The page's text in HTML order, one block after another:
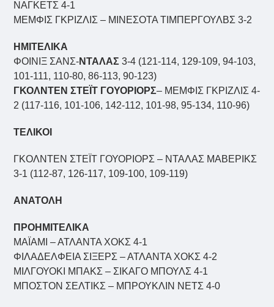
ΝΑΓΚΕΤΣ 4-1
ΜΕΜΦΙΣ ΓΚΡΙΖΛΙΣ – ΜΙΝΕΣΟΤΑ ΤΙΜΠΕΡΓΟΥΛΒΣ 3-2
ΗΜΙΤΕΛΙΚΑ
ΦΟΙΝΙΞ ΣΑΝΣ-ΝΤΑΛΑΣ 3-4 (121-114, 129-109, 94-103,
101-111, 110-80, 86-113, 90-123)
ΓΚΟΛΝΤΕΝ ΣΤΕΪΤ ΓΟΥΟΡΙΟΡΣ– ΜΕΜΦΙΣ ΓΚΡΙΖΛΙΣ 4-
2 (117-116, 101-106, 142-112, 101-98, 95-134, 110-96)
ΤΕΛΙΚΟΙ
ΓΚΟΛΝΤΕΝ ΣΤΕΪΤ ΓΟΥΟΡΙΟΡΣ – ΝΤΑΛΑΣ ΜΑΒΕΡΙΚΣ
3-1 (112-87, 126-117, 109-100, 109-119)
ΑΝΑΤΟΛΗ
ΠΡΟΗΜΙΤΕΛΙΚΑ
ΜΑΪΑΜΙ – ΑΤΛΑΝΤΑ ΧΟΚΣ 4-1
ΦΙΛΑΔΕΛΦΕΙΑ ΣΙΞΕΡΣ – ΑΤΛΑΝΤΑ ΧΟΚΣ 4-2
ΜΙΛΓΟΥΟΚΙ ΜΠΑΚΣ – ΣΙΚΑΓΟ ΜΠΟΥΛΣ 4-1
ΜΠΟΣΤΟΝ ΣΕΛΤΙΚΣ – ΜΠΡΟΥΚΛΙΝ ΝΕΤΣ 4-0